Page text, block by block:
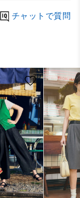
チャットで質問